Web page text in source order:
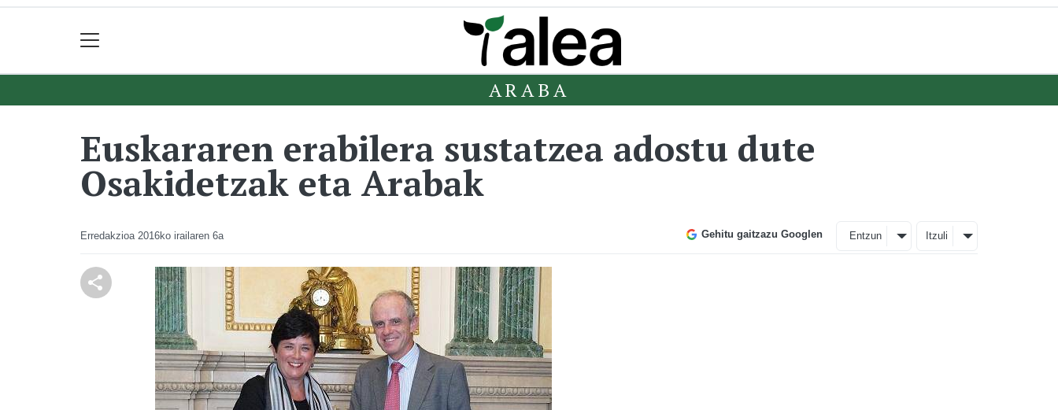
ARABA
Euskararen erabilera sustatzea adostu dute
Osakidetzak eta Arabak
Erredakzioa 2016ko irailaren 6a Gehitu gaitzazu Googlen Entzun Itzuli